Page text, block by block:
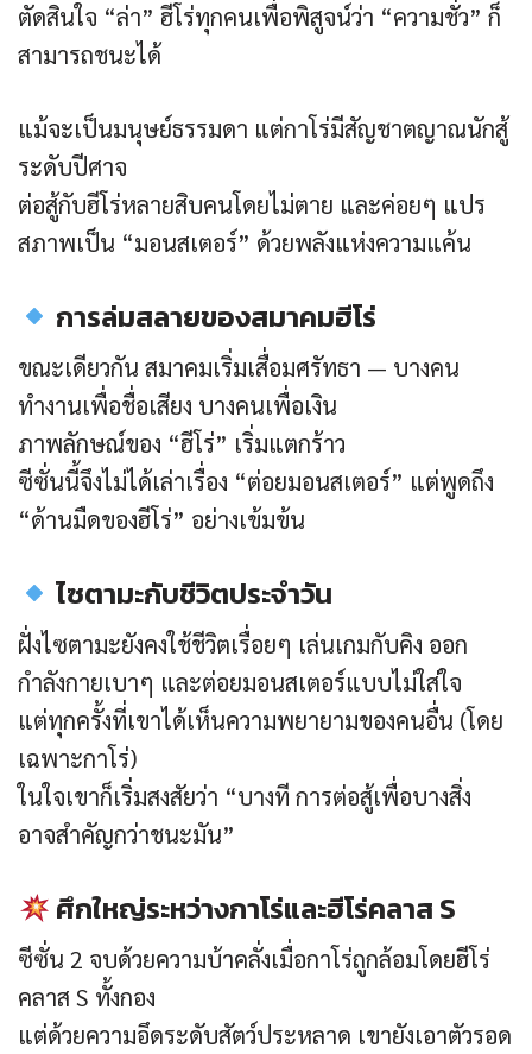
ตัดสินใจ “ล่า” ฮีโร่ทุกคนเพื่อพิสูจน์ว่า “ความชั่ว” ก็
สามารถชนะได้
แม้จะเป็นมนุษย์ธรรมดา แต่กาโร่มีสัญชาตญาณนักสู้
ระดับปีศาจ
ต่อสู้กับฮีโร่หลายสิบคนโดยไม่ตาย และค่อยๆ แปร
สภาพเป็น “มอนสเตอร์” ด้วยพลังแห่งความแค้น
การล่มสลายของสมาคมฮีโร่
ขณะเดียวกัน สมาคมเริ่มเสื่อมศรัทธา — บางคน
ทำงานเพื่อชื่อเสียง บางคนเพื่อเงิน
ภาพลักษณ์ของ “ฮีโร่” เริ่มแตกร้าว
ซีซั่นนี้จึงไม่ได้เล่าเรื่อง “ต่อยมอนสเตอร์” แต่พูดถึง
“ด้านมืดของฮีโร่” อย่างเข้มข้น
ไซตามะกับชีวิตประจำวัน
ฝั่งไซตามะยังคงใช้ชีวิตเรื่อยๆ เล่นเกมกับคิง ออก
กำลังกายเบาๆ และต่อยมอนสเตอร์แบบไม่ใส่ใจ
แต่ทุกครั้งที่เขาได้เห็นความพยายามของคนอื่น (โดย
เฉพาะกาโร่)
ในใจเขาก็เริ่มสงสัยว่า “บางที การต่อสู้เพื่อบางสิ่ง
อาจสำคัญกว่าชนะมัน”
ศึกใหญ่ระหว่างกาโร่และฮีโร่คลาส S
ซีซั่น 2 จบด้วยความบ้าคลั่งเมื่อกาโร่ถูกล้อมโดยฮีโร่
คลาส S ทั้งกอง
แต่ด้วยความอึดระดับสัตว์ประหลาด เขายังเอาตัวรอด